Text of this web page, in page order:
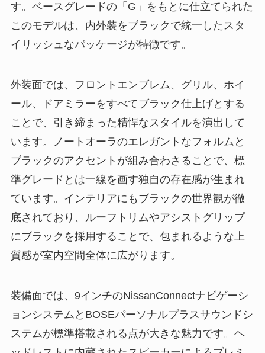
す。ベースグレードの「G」をもとに仕立てられた
このモデルは、内外装をブラックで統一したスタ
イリッシュなパッケージが特徴です。
外装面では、フロントエンブレム、グリル、ホイ
ール、ドアミラーをすべてブラック仕上げとする
ことで、引き締まった精悍なスタイルを演出して
います。ノートオーラのエレガントなフォルムと
ブラックのアクセントが組み合わさることで、標
準グレードとは一線を画す独自の存在感が生まれ
ています。インテリアにもブラックの世界観が徹
底されており、ルーフトリムやアシストグリップ
にブラックを採用することで、包まれるような上
質感が室内空間全体に広がります。
装備面では、9インチのNissanConnectナビゲーシ
ョンシステムとBOSEパーソナルプラスサウンドシ
ステムが標準搭載される点が大きな魅力です。ヘ